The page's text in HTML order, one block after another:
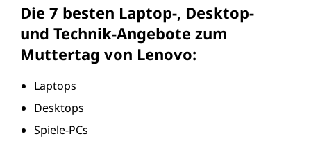
Die 7 besten Laptop-, Desktop-
und Technik-Angebote zum
Muttertag von Lenovo:
Laptops
Desktops
Spiele-PCs